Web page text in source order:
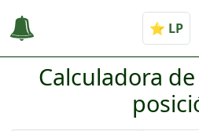
Calculadora